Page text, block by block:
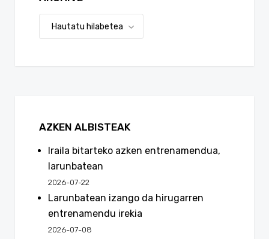
AZKEN ALBISTEAK
Iraila bitarteko azken entrenamendua,
larunbatean
2026-07-22
Larunbatean izango da hirugarren
entrenamendu irekia
2026-07-08